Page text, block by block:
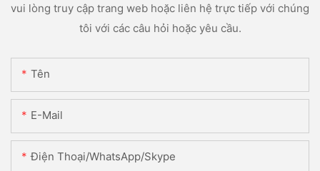
vui lòng truy cập trang web hoặc liên hệ trực tiếp với chúng
tôi với các câu hỏi hoặc yêu cầu.
Tên
E-Mail
Điện Thoại/WhatsApp/Skype